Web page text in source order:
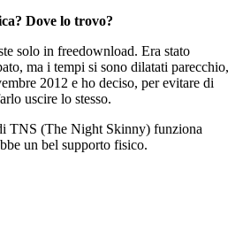
Dove lo trovo?
solo in freedownload. Era stato
ma i tempi si sono dilatati parecchio,
2012 e ho deciso, per evitare di
uscire lo stesso.
TNS (The Night Skinny) funziona
un bel supporto fisico.